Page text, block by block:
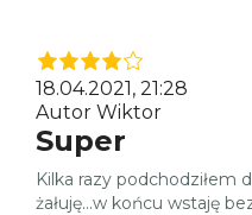
18.04.2021, 21:28
Autor Wiktor
Super
Kilka razy podchodziłem
żałuję...w końcu wstaję